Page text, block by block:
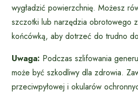
wygładzić powierzchnię. Możesz
szczotki lub narzędzia obrotowego
końcówką, aby dotrzeć do trudno
Uwaga: Podczas szlifowania
może być szkodliwy dla zdrowia.
przeciwpyłowej i okularów